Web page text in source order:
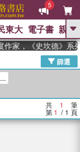
5
GO
高希均教授回憶錄
、 父親節 、 如果歷
暑期推薦
學女孩：黎曼猜想 、
東大 電子書 親子
家，《史坎德》系
篩選
共 1 筆
第 1 / 1 頁